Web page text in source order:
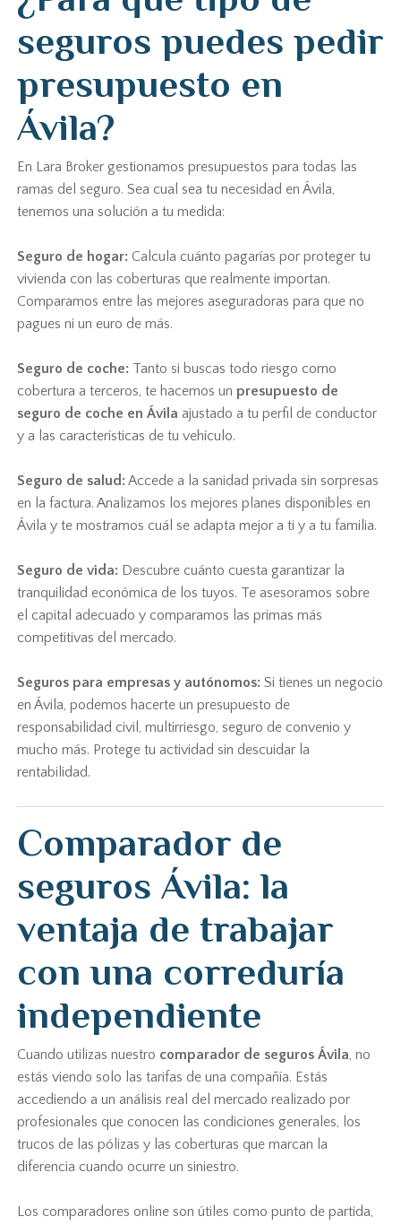
seguros puedes pedir
presupuesto en
Ávila?
En Lara Broker gestionamos presupuestos para todas las
ramas del seguro. Sea cual sea tu necesidad en Ávila,
tenemos una solución a tu medida:
Seguro de hogar: Calcula cuánto pagarías por proteger tu
vivienda con las coberturas que realmente importan.
Comparamos entre las mejores aseguradoras para que no
pagues ni un euro de más.
Seguro de coche: Tanto si buscas todo riesgo como
cobertura a terceros, te hacemos un presupuesto de
seguro de coche en Ávila ajustado a tu perfil de conductor
y a las características de tu vehículo.
Seguro de salud:Accede a la sanidad privada sin sorpresas
en la factura. Analizamos los mejores planes disponibles en
Ávila y te mostramos cuál se adapta mejor a ti y a tu familia.
Seguro de vida: Descubre cuánto cuesta garantizar la
tranquilidad económica de los tuyos. Te asesoramos sobre
el capital adecuado y comparamos las primas más
competitivas del mercado.
Seguros para empresas y autónomos: Si tienes un negocio
en Ávila, podemos hacerte un presupuesto de
responsabilidad civil, multirriesgo, seguro de convenio y
mucho más. Protege tu actividad sin descuidar la
rentabilidad.
Comparador de
seguros Ávila: la
ventaja de trabajar
con una correduría
independiente
Cuando utilizas nuestro comparador de seguros Ávila, no
estás viendo solo las tarifas de una compañía. Estás
accediendo a un análisis real del mercado realizado por
profesionales que conocen las condiciones generales, los
trucos de las pólizas y las coberturas que marcan la
diferencia cuando ocurre un siniestro.
Los comparadores online son útiles como punto de partida,